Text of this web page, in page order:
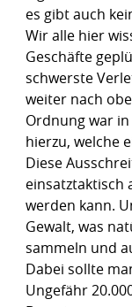
es gibt auch
Wir alle hier
Geschäfte
schwerste
weiter nach
Ordnung war
hierzu, welche
Diese
einsatztaktisch
werden kann.
Gewalt, was
sammeln und
Dabei sollte
Ungefähr